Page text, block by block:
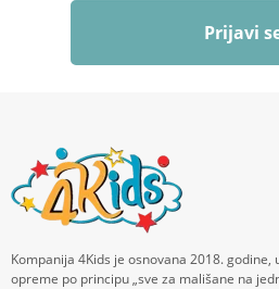
Prijavi
Kompanija 4Kids je osnovana 2018.
opreme po principu „sve za mališane na